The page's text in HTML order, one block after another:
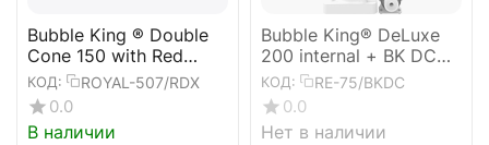
Bubble King ® Double
Cone 150 with Red
Dragon X DC 12V
КОД: ROYAL-507/RDX
0.0
В наличии
Bubble King® DeLuxe
200 internal + BK DC
24V
КОД: RE-75/BKDC
0.0
Нет в наличии